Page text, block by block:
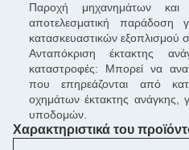
Παροχή μηχανημάτων και
αποτελεσματική παράδοση
κατασκευαστικών εξοπλισμού
Ανταπόκριση έκτακτης
καταστροφές: Μπορεί να
που επηρεάζονται από
οχημάτων έκτακτης ανάγκης,
υποδομών.
Χαρακτηριστικά του